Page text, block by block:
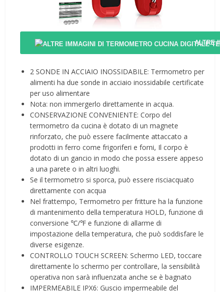
ALTRE
2 SONDE IN ACCIAIO INOSSIDABILE: Termometro per
alimenti ha due sonde in acciaio inossidabile certificate
per uso alimentare
Nota: non immergerlo direttamente in acqua.
CONSERVAZIONE CONVENIENTE: Corpo del
termometro da cucina è dotato di un magnete
rinforzato, che può essere facilmente attaccato a
prodotti in ferro come frigoriferi e forni, Il corpo è
dotato di un gancio in modo che possa essere appeso
a una parete o in altri luoghi.
Se il termometro si sporca, può essere risciacquato
direttamente con acqua
Nel frattempo, Termometro per fritture ha la funzione
di mantenimento della temperatura HOLD, funzione di
conversione ℃/℉ e funzione di allarme di
impostazione della temperatura, che può soddisfare le
diverse esigenze.
CONTROLLO TOUCH SCREEN: Schermo LED, toccare
direttamente lo schermo per controllare, la sensibilità
operativa non sarà influenzata anche se è bagnato
IMPERMEABILE IPX6: Guscio impermeabile del